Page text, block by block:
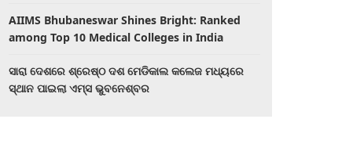
AIIMS Bhubaneswar Shines Bright: Ranked
among Top 10 Medical Colleges in India
ସାରା ଦେଶରେ ଶ୍ରେଷ୍ଠ ଦଶ ମେଡିକାଲ କଲେଜ ମଧ୍ୟରେ
ସ୍ଥାନ ପାଇଲା ଏମ୍ସ ଭୁବନେଶ୍ବର